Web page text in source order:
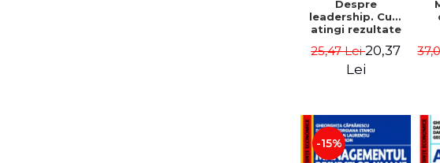
Despre
leadership. Cum
atingi rezultate
oameni obisnuiti
25,47 Lei20,37
Lei
-15%